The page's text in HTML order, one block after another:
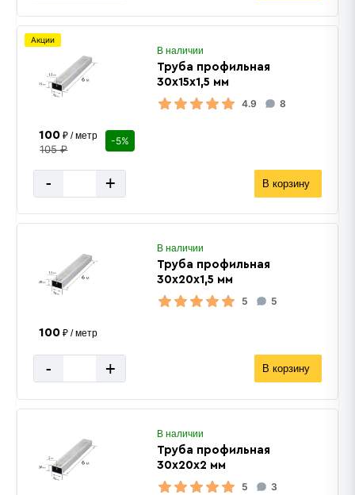
Акции
В наличии
Труба профильная
30х15х1,5 мм
4.9
8
100 ₽ / метр
105 ₽
-5%
- + В корзину
В наличии
Труба профильная
30х20х1,5 мм
5
5
100 ₽ / метр
- + В корзину
В наличии
Труба профильная
30х20х2 мм
5
3